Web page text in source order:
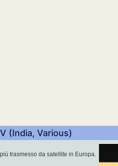
(India, Various)
trasmesso da satellite in Europa.